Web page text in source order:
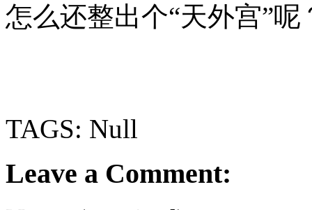
怎么还整出个“天外宫”呢
TAGS: Null
Leave a Comment: